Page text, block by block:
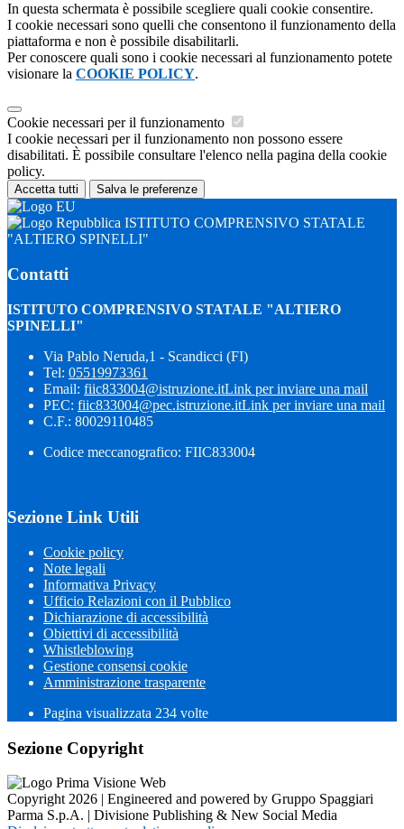
In questa schermata è possibile scegliere quali cookie consentire.
I cookie necessari sono quelli che consentono il funzionamento della
piattaforma e non è possibile disabilitarli.
Per conoscere quali sono i cookie necessari al funzionamento potete
visionare la COOKIE POLICY.
Cookie necessari per il funzionamento
I cookie necessari per il funzionamento non possono essere
disabilitati. È possibile consultare l'elenco nella pagina della cookie
policy.
Accetta tutti Salva le preferenze
ISTITUTO COMPRENSIVO STATALE
"ALTIERO SPINELLI"
Contatti
ISTITUTO COMPRENSIVO STATALE "ALTIERO
SPINELLI"
Via Pablo Neruda,1 - Scandicci (FI)
Tel: 05519973361
Email: fiic833004@istruzione.itLink per inviare una mail
PEC: fiic833004@pec.istruzione.itLink per inviare una mail
C.F.: 80029110485
Codice meccanografico: FIIC833004
Sezione Link Utili
Cookie policy
Note legali
Informativa Privacy
Ufficio Relazioni con il Pubblico
Dichiarazione di accessibilità
Obiettivi di accessibilità
Whistleblowing
Gestione consensi cookie
Amministrazione trasparente
Pagina visualizzata 234 volte
Sezione Copyright
Copyright 2026 | Engineered and powered by Gruppo Spaggiari
Parma S.p.A. | Divisione Publishing & New Social Media